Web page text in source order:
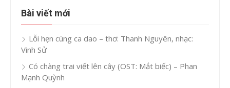
Bài viết mới
Lỗi hẹn cùng ca dao – thơ: Thanh Nguyên, nhạc:
Vinh Sử
Có chàng trai viết lên cây (OST: Mắt biếc) – Phan
Mạnh Quỳnh